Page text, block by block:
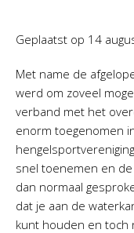
Geplaatst op 14
Met name de
werd om zoveel
verband met het
enorm toegenomen
snel toenemen en
dan normaal
dat je aan de
kunt houden en toch